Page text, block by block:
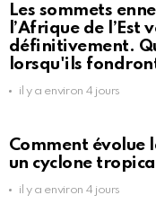
Les sommets
l’Afrique de
définitivement.
lorsqu'ils
il y a environ 4 jours
Comment évolue
un cyclone
il y a environ 4 jours